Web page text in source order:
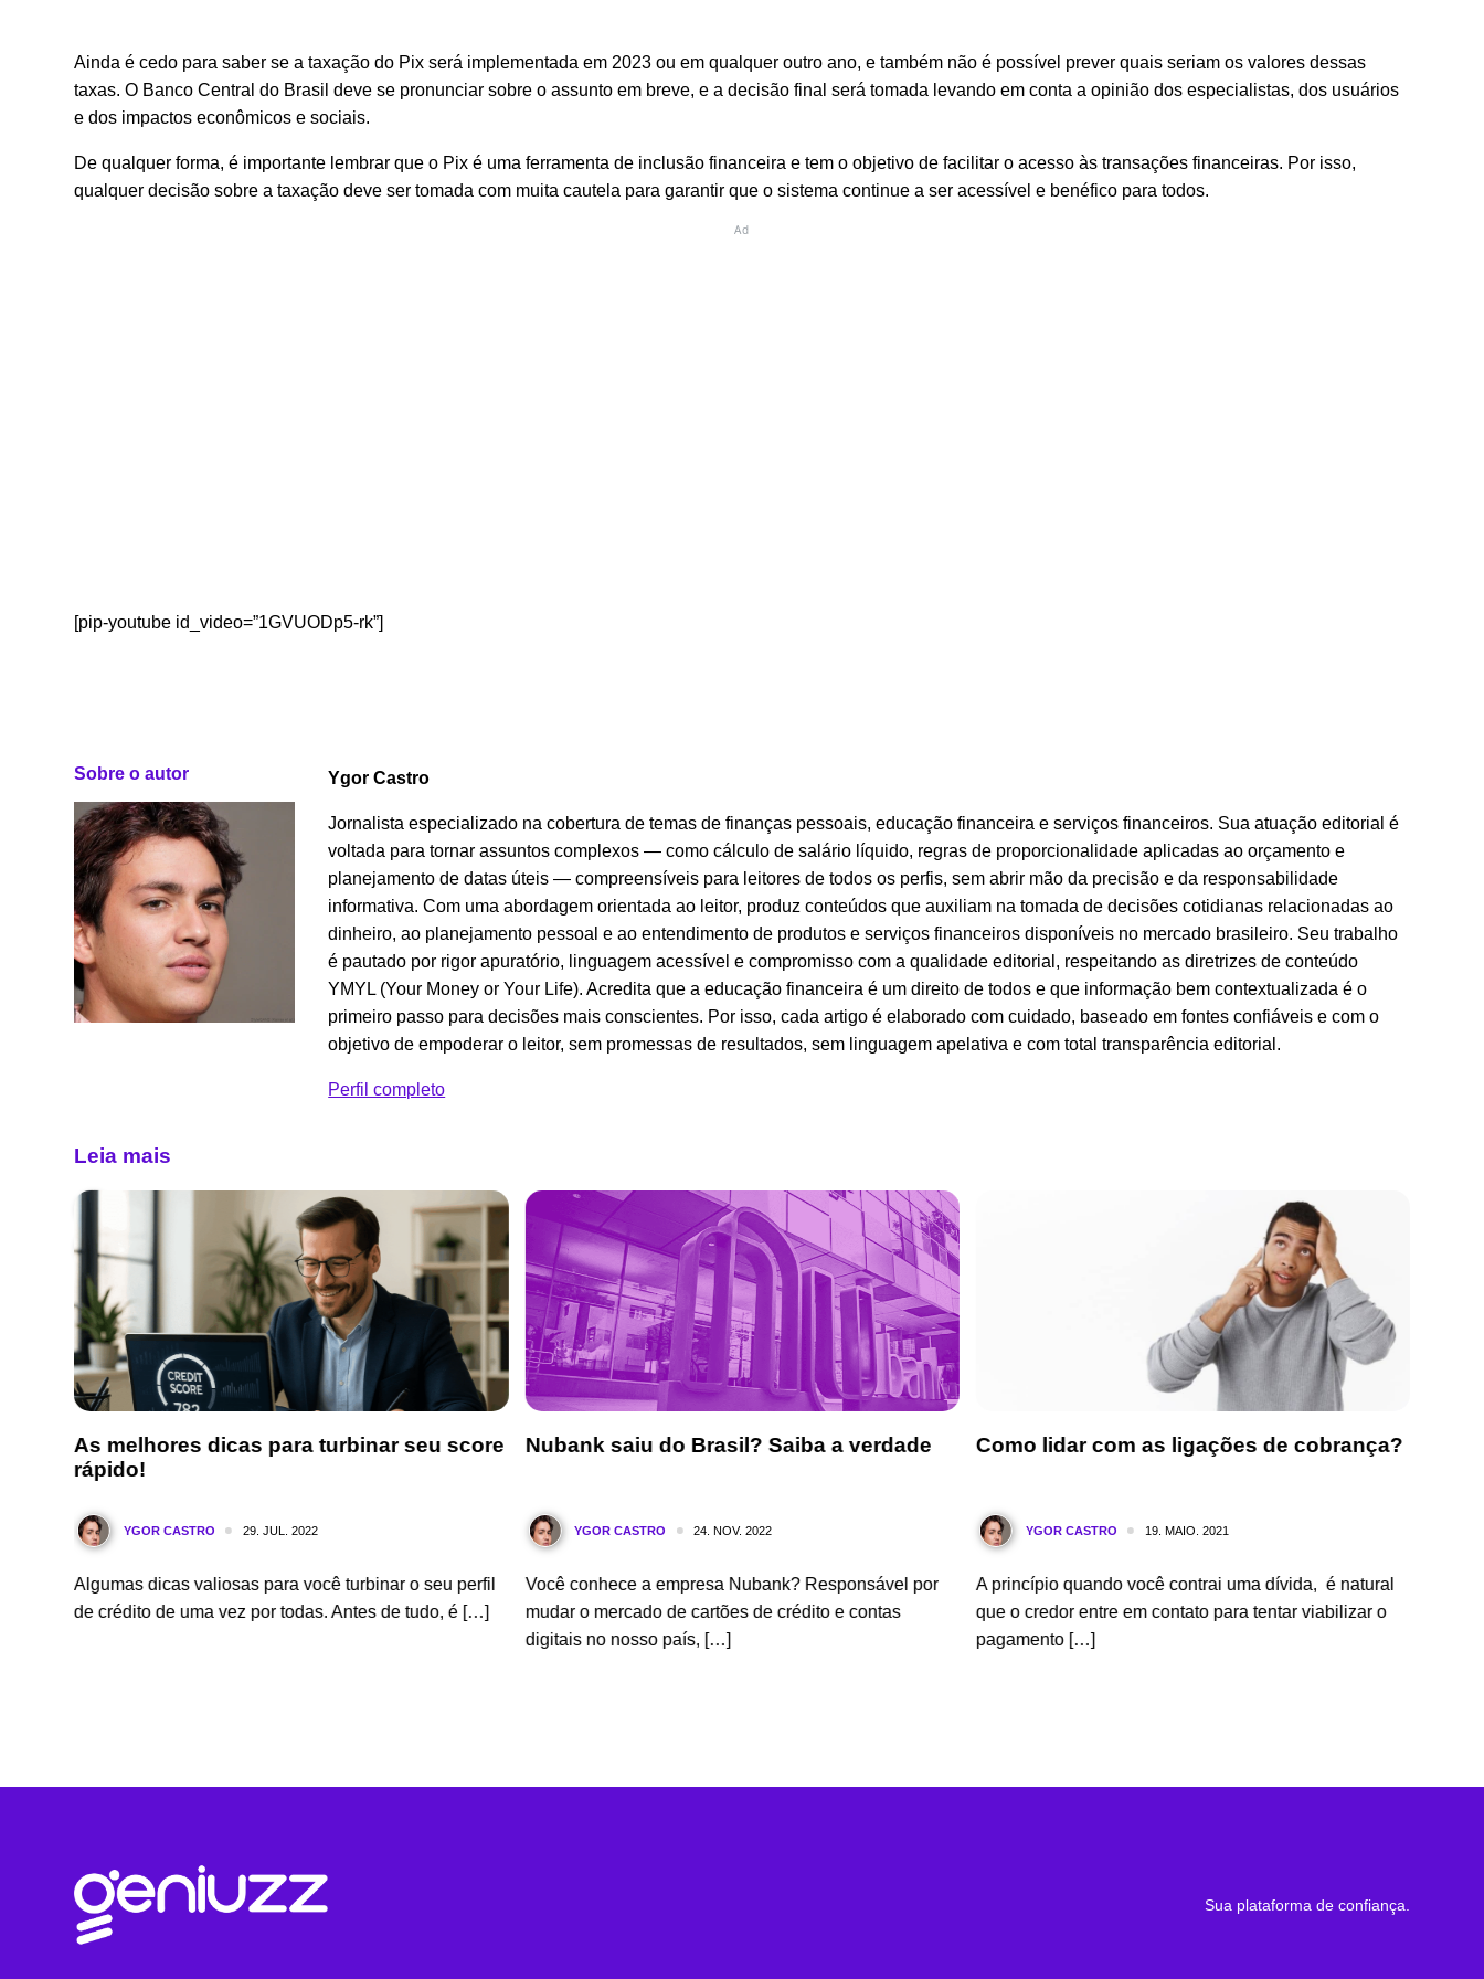
Ainda é cedo para saber se a taxação do Pix será implementada em 2023 ou em qualquer outro ano, e também não é possível prever quais seriam os valores dessas
taxas. O Banco Central do Brasil deve se pronunciar sobre o assunto em breve, e a decisão final será tomada levando em conta a opinião dos especialistas, dos usuários
e dos impactos econômicos e sociais.
De qualquer forma, é importante lembrar que o Pix é uma ferramenta de inclusão financeira e tem o objetivo de facilitar o acesso às transações financeiras. Por isso,
qualquer decisão sobre a taxação deve ser tomada com muita cautela para garantir que o sistema continue a ser acessível e benéfico para todos.
Ad
[pip-youtube id_video=”1GVUODp5-rk”]
Sobre o autor Ygor Castro
Jornalista especializado na cobertura de temas de finanças pessoais, educação financeira e serviços financeiros. Sua atuação editorial é
voltada para tornar assuntos complexos — como cálculo de salário líquido, regras de proporcionalidade aplicadas ao orçamento e
planejamento de datas úteis — compreensíveis para leitores de todos os perfis, sem abrir mão da precisão e da responsabilidade
informativa. Com uma abordagem orientada ao leitor, produz conteúdos que auxiliam na tomada de decisões cotidianas relacionadas ao
dinheiro, ao planejamento pessoal e ao entendimento de produtos e serviços financeiros disponíveis no mercado brasileiro. Seu trabalho
é pautado por rigor apuratório, linguagem acessível e compromisso com a qualidade editorial, respeitando as diretrizes de conteúdo
YMYL (Your Money or Your Life). Acredita que a educação financeira é um direito de todos e que informação bem contextualizada é o
primeiro passo para decisões mais conscientes. Por isso, cada artigo é elaborado com cuidado, baseado em fontes confiáveis e com o
objetivo de empoderar o leitor, sem promessas de resultados, sem linguagem apelativa e com total transparência editorial.
Perfil completo
Leia mais
As melhores dicas para turbinar seu score
rápido!
YGOR CASTRO 29. JUL. 2022
Algumas dicas valiosas para você turbinar o seu perfil
de crédito de uma vez por todas. Antes de tudo, é […]
Nubank saiu do Brasil? Saiba a verdade
YGOR CASTRO 24. NOV. 2022
Você conhece a empresa Nubank? Responsável por
mudar o mercado de cartões de crédito e contas
digitais no nosso país, […]
Como lidar com as ligações de cobrança?
YGOR CASTRO 19. MAIO. 2021
A princípio quando você contrai uma dívida, é natural
que o credor entre em contato para tentar viabilizar o
pagamento […]
Sua plataforma de confiança.